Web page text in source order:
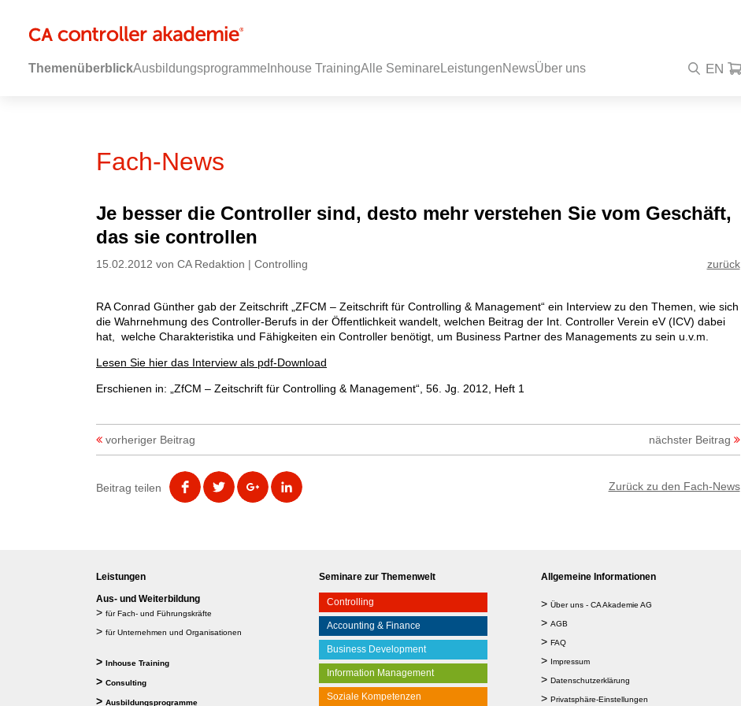
ThemenüberblickAusbildungsprogramme Inhouse TrainingAlle Seminare LeistungenNewsÜber uns
Fach-News
Je besser die Controller sind, desto mehr verstehen Sie vom Geschäft,
das sie controllen
15.02.2012 von CA Redaktion | Controlling zurück
RA Conrad Günther gab der Zeitschrift „ZFCM – Zeitschrift für Controlling & Management“ ein Interview zu den Themen, wie sich
die Wahrnehmung des Controller-Berufs in der Öffentlichkeit wandelt, welchen Beitrag der Int. Controller Verein eV (ICV) dabei
hat, welche Charakteristika und Fähigkeiten ein Controller benötigt, um Business Partner des Managements zu sein u.v.m.
Lesen Sie hier das Interview als pdf-Download
Erschienen in: „ZfCM – Zeitschrift für Controlling & Management“, 56. Jg. 2012, Heft 1
vorheriger Beitrag nächster Beitrag
Beitrag teilen Zurück zu den Fach-News
Allgemeine Informationen
> Über uns - CA Akademie AG
> AGB
> FAQ
> Impressum
> Datenschutzerklärung
> Privatsphäre-Einstellungen
Seminare zur Themenwelt
Controlling
Accounting & Finance
Business Development
Information Management
Soziale Kompetenzen
Leistungen
Aus- und Weiterbildung
> für Fach- und Führungskräfte
> für Unternehmen und Organisationen
> Inhouse Training
> Consulting
> Ausbildungsprogramme